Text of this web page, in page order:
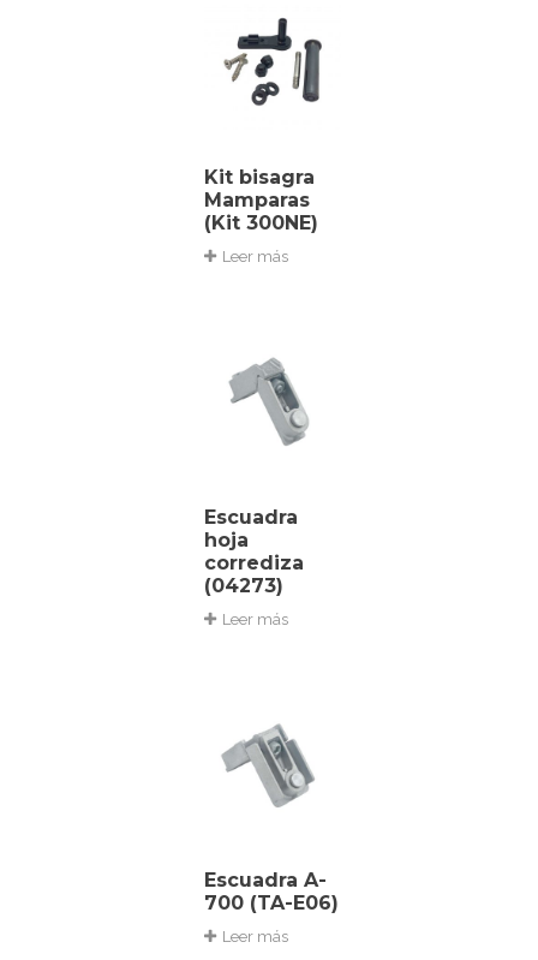
Kit bisagra
Mamparas
(Kit 300NE)
Leer más
Escuadra
hoja
corrediza
(04273)
Leer más
Escuadra A-
700 (TA-E06)
Leer más